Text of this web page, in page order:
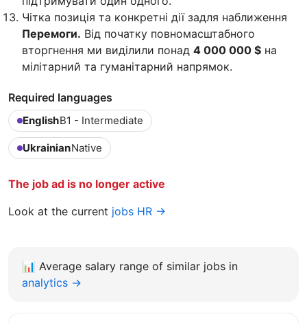
Чітка позиція та конкретні дії задля наближення
Перемоги. Від початку повномасштабного
вторгнення ми виділили понад 4 000 000 $ на
мілітарний та гуманітарний напрямок.
Required languages
EnglishB1 - Intermediate
UkrainianNative
The job ad is no longer active
Look at the current jobs HR →
📊 Average salary range of similar jobs in
analytics →